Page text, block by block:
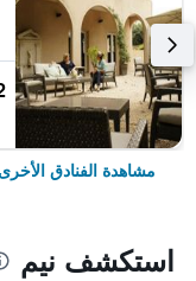
مشاهدة الفنادق
استكشف نيم